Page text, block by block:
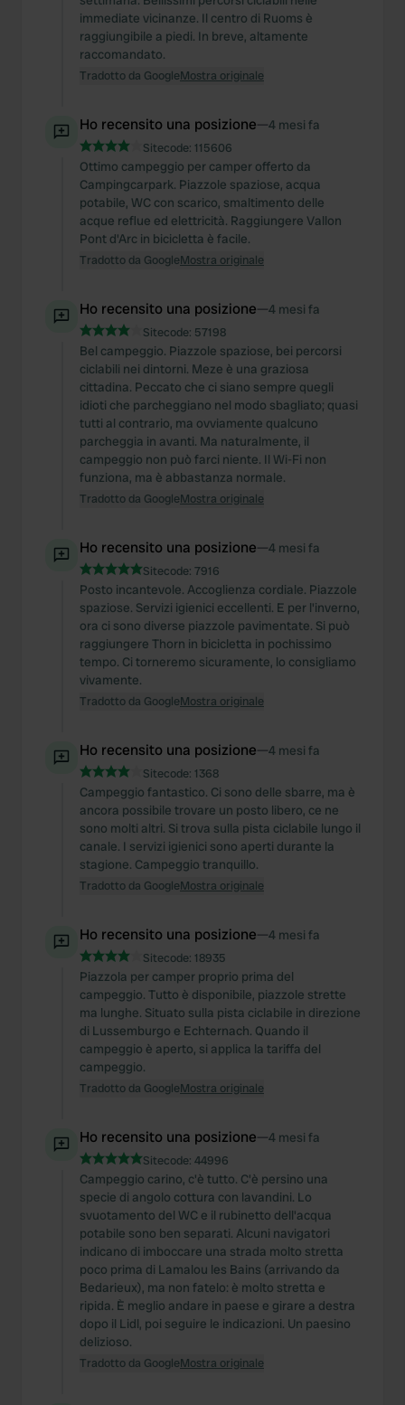
immediate vicinanze. Il centro di Ruoms è
raggiungibile a piedi. In breve, altamente
raccomandato.
Tradotto da GoogleMostra originale
Ho recensito una posizione—4 mesi fa
Sitecode: 115606
Ottimo campeggio per camper offerto da
Campingcarpark. Piazzole spaziose, acqua
potabile, WC con scarico, smaltimento delle
acque reflue ed elettricità. Raggiungere Vallon
Pont d'Arc in bicicletta è facile.
Tradotto da GoogleMostra originale
Ho recensito una posizione—4 mesi fa
Sitecode: 57198
Bel campeggio. Piazzole spaziose, bei percorsi
ciclabili nei dintorni. Meze è una graziosa
cittadina. Peccato che ci siano sempre quegli
idioti che parcheggiano nel modo sbagliato; quasi
tutti al contrario, ma ovviamente qualcuno
parcheggia in avanti. Ma naturalmente, il
campeggio non può farci niente. Il Wi-Fi non
funziona, ma è abbastanza normale.
Tradotto da GoogleMostra originale
Ho recensito una posizione—4 mesi fa
Sitecode: 7916
Posto incantevole. Accoglienza cordiale. Piazzole
spaziose. Servizi igienici eccellenti. E per l'inverno,
ora ci sono diverse piazzole pavimentate. Si può
raggiungere Thorn in bicicletta in pochissimo
tempo. Ci torneremo sicuramente, lo consigliamo
vivamente.
Tradotto da GoogleMostra originale
Ho recensito una posizione—4 mesi fa
Sitecode: 1368
Campeggio fantastico. Ci sono delle sbarre, ma è
ancora possibile trovare un posto libero, ce ne
sono molti altri. Si trova sulla pista ciclabile lungo il
canale. I servizi igienici sono aperti durante la
stagione. Campeggio tranquillo.
Tradotto da GoogleMostra originale
Ho recensito una posizione—4 mesi fa
Sitecode: 18935
Piazzola per camper proprio prima del
campeggio. Tutto è disponibile, piazzole strette
ma lunghe. Situato sulla pista ciclabile in direzione
di Lussemburgo e Echternach. Quando il
campeggio è aperto, si applica la tariffa del
campeggio.
Tradotto da GoogleMostra originale
Ho recensito una posizione—4 mesi fa
Sitecode: 44996
Campeggio carino, c'è tutto. C'è persino una
specie di angolo cottura con lavandini. Lo
svuotamento del WC e il rubinetto dell'acqua
potabile sono ben separati. Alcuni navigatori
indicano di imboccare una strada molto stretta
poco prima di Lamalou les Bains (arrivando da
Bedarieux), ma non fatelo: è molto stretta e
ripida. È meglio andare in paese e girare a destra
dopo il Lidl, poi seguire le indicazioni. Un paesino
delizioso.
Tradotto da GoogleMostra originale